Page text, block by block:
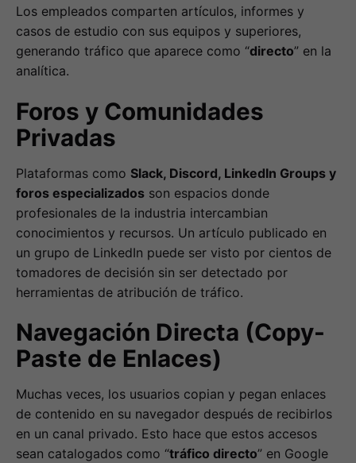
Los empleados comparten artículos, informes y
casos de estudio con sus equipos y superiores,
generando tráfico que aparece como “directo” en la
analítica.
Foros y Comunidades
Privadas
Plataformas como Slack, Discord, LinkedIn Groups y
foros especializados son espacios donde
profesionales de la industria intercambian
conocimientos y recursos. Un artículo publicado en
un grupo de LinkedIn puede ser visto por cientos de
tomadores de decisión sin ser detectado por
herramientas de atribución de tráfico.
Navegación Directa (Copy-
Paste de Enlaces)
Muchas veces, los usuarios copian y pegan enlaces
de contenido en su navegador después de recibirlos
en un canal privado. Esto hace que estos accesos
sean catalogados como “tráfico directo” en Google